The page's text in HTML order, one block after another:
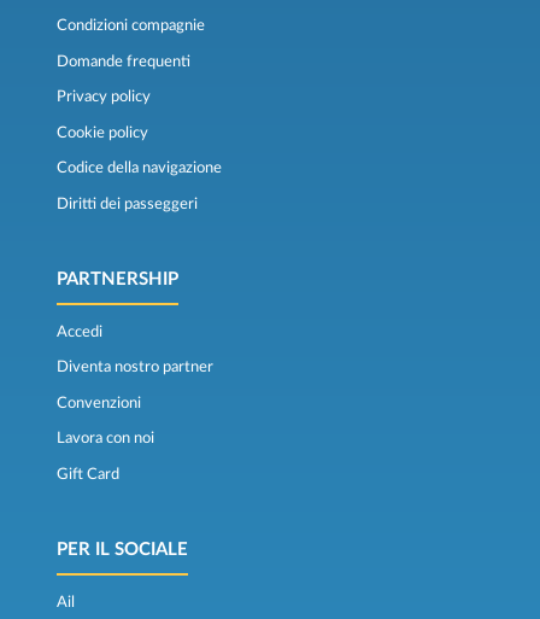
Condizioni compagnie
Domande frequenti
Privacy policy
Cookie policy
Codice della navigazione
Diritti dei passeggeri
PARTNERSHIP
Accedi
Diventa nostro partner
Convenzioni
Lavora con noi
Gift Card
PER IL SOCIALE
Ail